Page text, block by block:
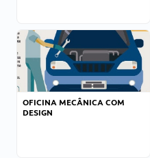
OFICINA MECÂNICA COM
DESIGN